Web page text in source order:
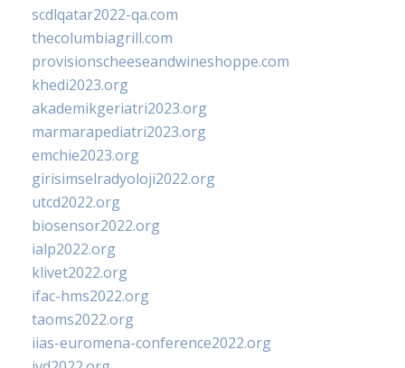
scdlqatar2022-qa.com
thecolumbiagrill.com
provisionscheeseandwineshoppe.com
khedi2023.org
akademikgeriatri2023.org
marmarapediatri2023.org
emchie2023.org
girisimselradyoloji2022.org
utcd2022.org
biosensor2022.org
ialp2022.org
klivet2022.org
ifac-hms2022.org
taoms2022.org
iias-euromena-conference2022.org